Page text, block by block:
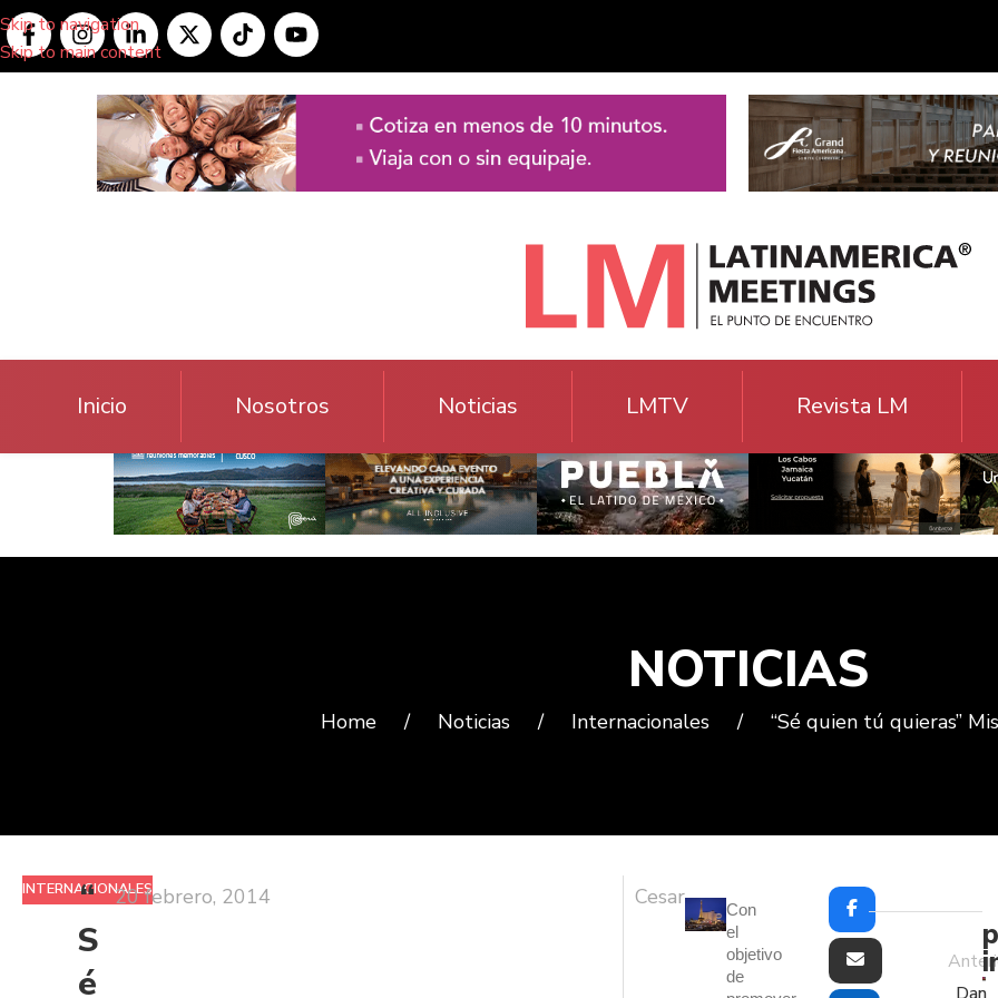
Skip to navigation
Skip to main content
Inicio Nosotros Noticias LMTV Revista LM
NOTICIAS
Home / Noticias / Internacionales / “Sé quien tú quieras”
INTERNACIONALES
“
S
é
20 febrero, 2014 Cesar
Con
el
objetivo
de